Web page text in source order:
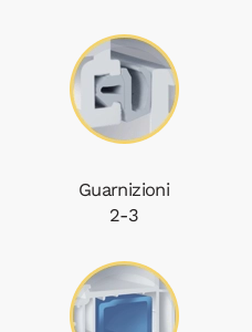
Guarnizioni
2-3